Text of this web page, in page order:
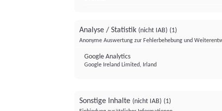
Analyse / Statistik (nicht IAB) (1)
Anonyme Auswertung zur Fehlerbehebung und
Google Analytics
Google Ireland Limited, Irland
Sonstige Inhalte (nicht IAB) (1)